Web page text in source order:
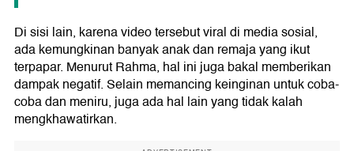
Di sisi lain, karena video tersebut viral di media sosial,
ada kemungkinan banyak anak dan remaja yang ikut
terpapar. Menurut Rahma, hal ini juga bakal memberikan
dampak negatif. Selain memancing keinginan untuk coba-
coba dan meniru, juga ada hal lain yang tidak kalah
mengkhawatirkan.